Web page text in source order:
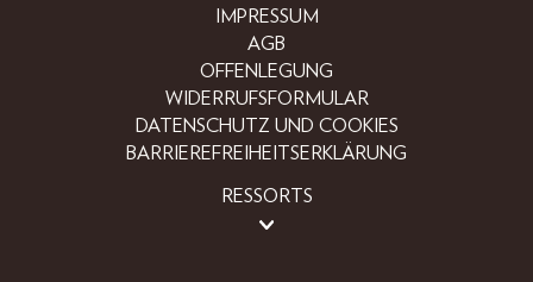
IMPRESSUM
AGB
OFFENLEGUNG
WIDERRUFSFORMULAR
DATENSCHUTZ UND COOKIES
BARRIEREFREIHEITSERKLÄRUNG
RESSORTS